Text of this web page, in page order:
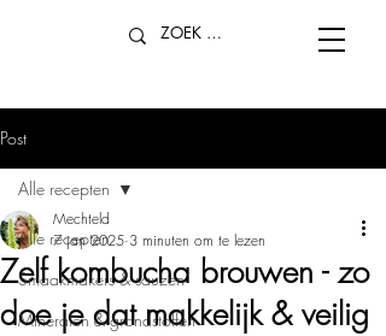
Post
Alle recepten
Smaakmakers & sauzen
Mineralen & grondstoffen
Alle recepten
Zelf kombucha brouwen - zo
doe je dat makkelijk & veilig
Mechteld
7 jan 2025 3 minuten om te lezen